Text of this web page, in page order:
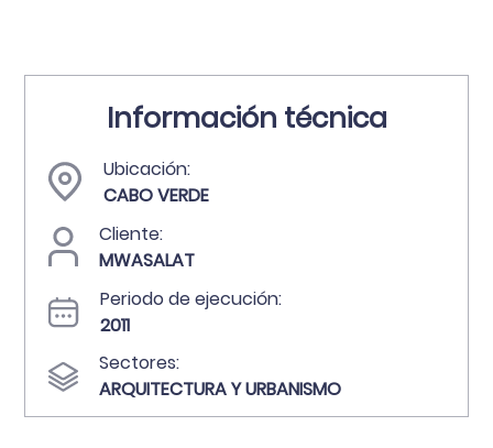
Información técnica
Ubicación:
CABO VERDE
Cliente:
MWASALAT
Periodo de ejecución:
2011
Sectores:
ARQUITECTURA Y URBANISMO